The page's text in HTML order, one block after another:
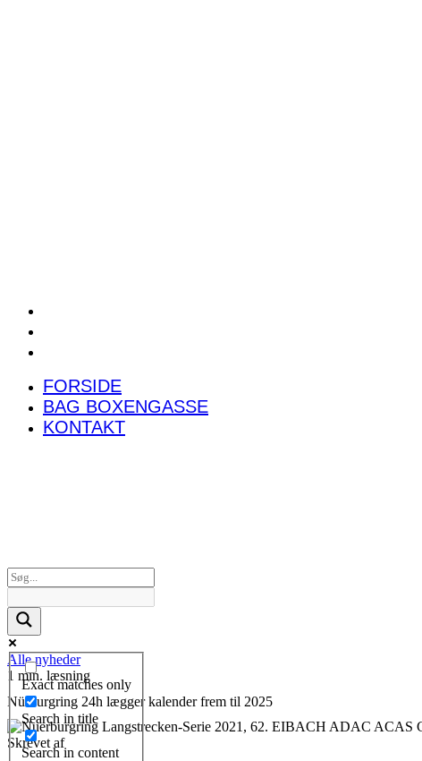
FORSIDE
BAG BOXENGASSE
KONTAKT
Exact matches only
Search in title
Search in content
Alle nyheder
1 min. læsning
Nürburgring 24h lægger kalender frem til 2025
Skrevet af